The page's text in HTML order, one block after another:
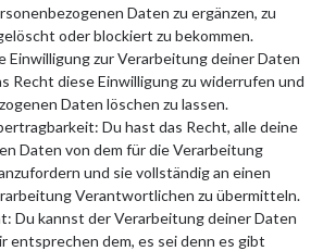
Daten zu ergänzen, zu
oder blockiert zu bekommen.
Einwilligung zur Verarbeitung deiner Daten
Recht diese Einwilligung zu widerrufen und
Daten löschen zu lassen.
Du hast das Recht, alle deine
Daten von dem für die Verarbeitung
und sie vollständig an einen
Verantwortlichen zu übermitteln.
Du kannst der Verarbeitung deiner Daten
entsprechen dem, es sei denn es gibt